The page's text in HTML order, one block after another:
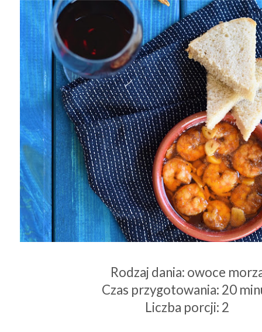
Rodzaj dania: owoce
Czas przygotowania: 20
Liczba porcji: 2